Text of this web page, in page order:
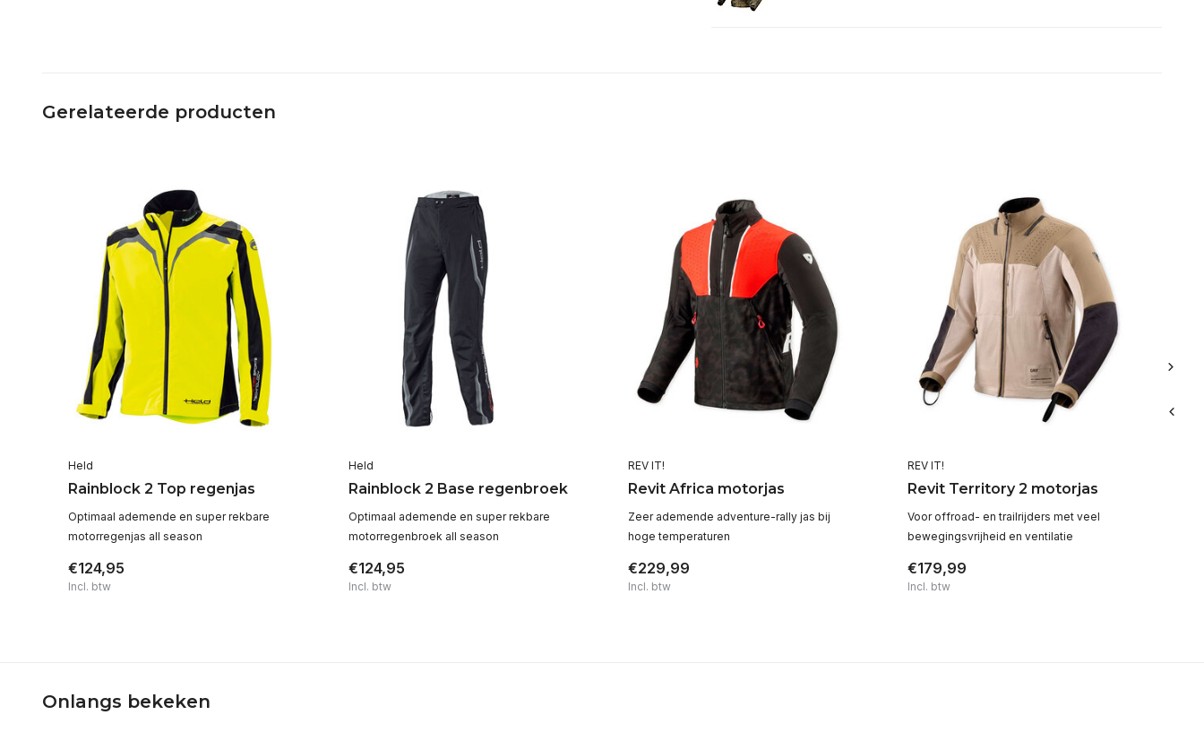
Gerelateerde producten
Held
Rainblock 2 Top regenjas
Optimaal ademende en super rekbare
motorregenjas all season
€124,95
Incl. btw
Held
Rainblock 2 Base regenbroek
Optimaal ademende en super rekbare
motorregenbroek all season
€124,95
Incl. btw
REV IT!
Revit Africa motorjas
Zeer ademende adventure-rally jas bij
hoge temperaturen
€229,99
Incl. btw
REV IT!
Revit Territory 2 motorjas
Voor offroad- en trailrijders met veel
bewegingsvrijheid en ventilatie
€179,99
Incl. btw
Onlangs bekeken